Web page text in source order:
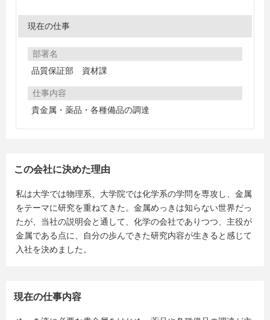
現在の仕事
部署名
品質保証部 資材課
仕事内容
貴金属・薬品・各種備品の調達
この会社に決めた理由
私は大学では物理系、大学院では化学系の学問を専攻し、金属
をテーマに研究を重ねてきた。金属めっきは知らない世界だっ
たが、当社の説明会と通して、化学の会社でありつつ、主役が
金属である点に、自分の歩んできた研究内容が生きると感じて
入社を決めました。
現在の仕事内容